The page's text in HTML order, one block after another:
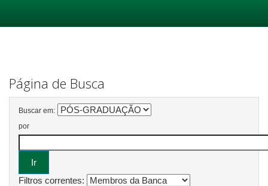
Página de Busca
Buscar em:
por
Filtros correntes: